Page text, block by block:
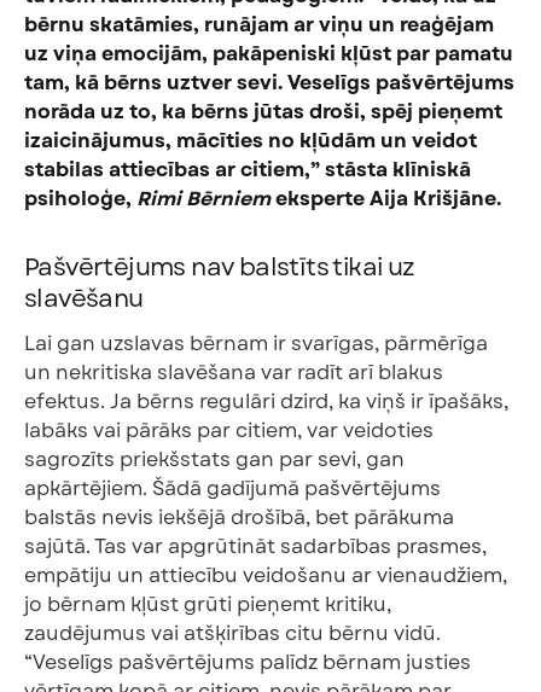
bērnu skatāmies, runājam ar viņu un reaģējam
uz viņa emocijām, pakāpeniski kļūst par pamatu
tam, kā bērns uztver sevi. Veselīgs pašvērtējums
norāda uz to, ka bērns jūtas droši, spēj pieņemt
izaicinājumus, mācīties no kļūdām un veidot
stabilas attiecības ar citiem,” stāsta klīniskā
psiholoģe, Rimi Bērniemeksperte Aija Krišjāne.
Pašvērtējums nav balstīts tikai uz
slavēšanu
Lai gan uzslavas bērnam ir svarīgas, pārmērīga
un nekritiska slavēšana var radīt arī blakus
efektus. Ja bērns regulāri dzird, ka viņš ir īpašāks,
labāks vai pārāks par citiem, var veidoties
sagrozīts priekšstats gan par sevi, gan
apkārtējiem. Šādā gadījumā pašvērtējums
balstās nevis iekšējā drošībā, bet pārākuma
sajūtā. Tas var apgrūtināt sadarbības prasmes,
empātiju un attiecību veidošanu ar vienaudžiem,
jo bērnam kļūst grūti pieņemt kritiku,
zaudējumus vai atšķirības citu bērnu vidū.
“Veselīgs pašvērtējums palīdz bērnam justies